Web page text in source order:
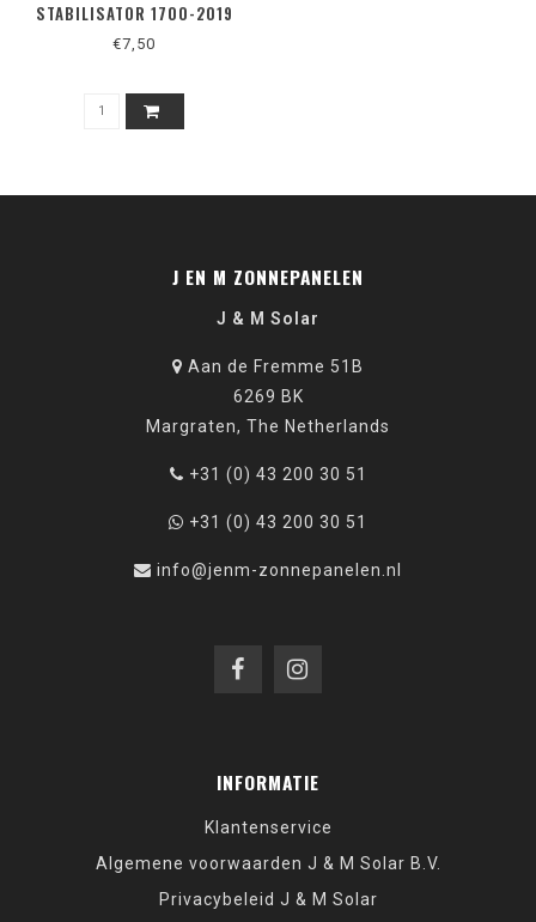
STABILISATOR 1700-2019
€7,50
J EN M ZONNEPANELEN
J & M Solar
Aan de Fremme 51B
6269 BK
Margraten, The Netherlands
+31 (0) 43 200 30 51
+31 (0) 43 200 30 51
info@jenm-zonnepanelen.nl
INFORMATIE
Klantenservice
Algemene voorwaarden J & M Solar B.V.
Privacybeleid J & M Solar